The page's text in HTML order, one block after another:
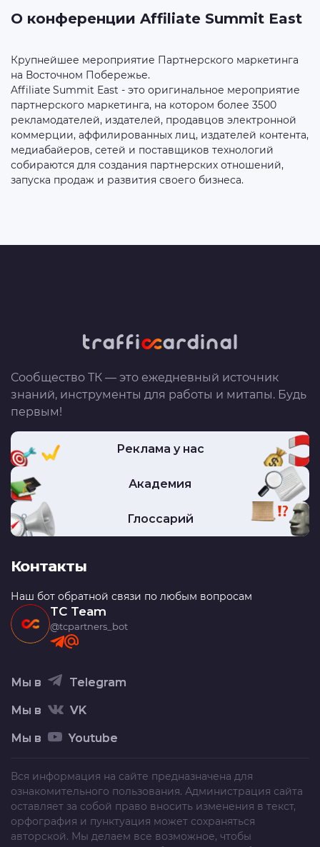
О конференции Affiliate Summit East
Крупнейшее мероприятие Партнерского маркетинга
на Восточном Побережье.
Affiliate Summit East - это оригинальное мероприятие
партнерского маркетинга, на котором более 3500
рекламодателей, издателей, продавцов электронной
коммерции, аффилированных лиц, издателей контента,
медиабайеров, сетей и поставщиков технологий
собираются для создания партнерских отношений,
Сообщество ТК — это ежедневный источник
знаний, инструменты для работы и митапы. Будь
первым!
Реклама у нас
Академия
Глоссарий
Контакты
Наш бот обратной связи по любым вопросам
TC Team
@tcpartners_bot
Мы в Telegram
Мы в VK
Мы в Youtube
Вся информация на сайте предназначена для
ознакомительного пользования. Администрация сайта
оставляет за собой право вносить изменения в текст,
орфография и пунктуация может сохраняться
авторской. Мы делаем все возможное, чтобы